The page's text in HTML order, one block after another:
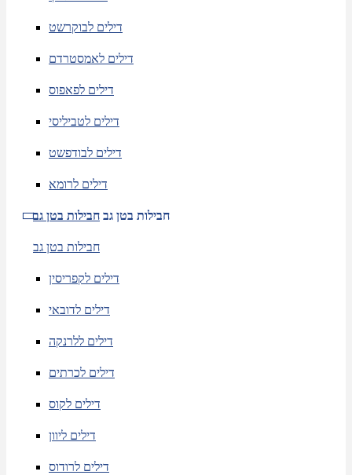
דילים לבוקרשט
דילים לאמסטרדם
דילים לפאפוס
דילים לטביליסי
דילים לבודפשט
דילים לרומא
חבילות בטן גב חבילות בטן גב
חבילות בטן גב
דילים לקפריסין
דילים לדובאי
דילים ללרנקה
דילים לכרתים
דילים לקוס
דילים ליוון
דילים לרודוס